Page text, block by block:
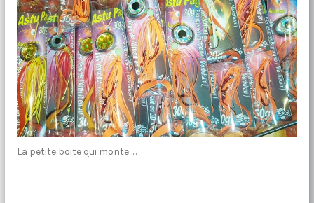
La petite boite qui monte ....